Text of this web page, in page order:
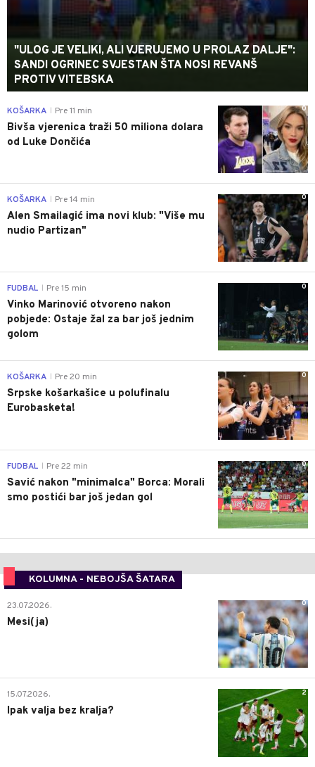
"ULOG JE VELIKI, ALI VJERUJEMO U PROLAZ DALJE":
SANDI OGRINEC SVJESTAN ŠTA NOSI REVANŠ
PROTIV VITEBSKA
0
KOŠARKA Pre 11 min
Bivša vjerenica traži 50 miliona dolara
od Luke Dončića
0
KOŠARKA Pre 14 min
Alen Smailagić ima novi klub: "Više mu
nudio Partizan"
0
FUDBAL Pre 15 min
Vinko Marinović otvoreno nakon
pobjede: Ostaje žal za bar još jednim
golom
0
KOŠARKA Pre 20 min
Srpske košarkašice u polufinalu
Eurobasketa!
0
FUDBAL Pre 22 min
Savić nakon "minimalca" Borca: Morali
smo postići bar još jedan gol
KOLUMNA - NEBOJŠA ŠATARA
0
23.07.2026.
Mesi(ja)
2
15.07.2026.
Ipak valja bez kralja?